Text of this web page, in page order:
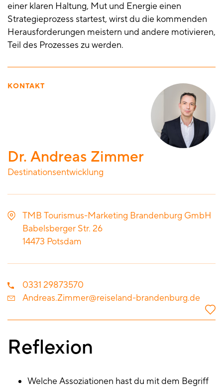
einer klaren Haltung, Mut und Energie einen
Strategieprozess startest, wirst du die kommenden
Herausforderungen meistern und andere motivieren,
Teil des Prozesses zu werden.
KONTAKT
Dr. Andreas Zimmer
Destinationsentwicklung
TMB Tourismus-Marketing Brandenburg GmbH
Babelsberger Str. 26
14473 Potsdam
0331 29873570
Andreas.Zimmer@reiseland-brandenburg.de
Reflexion
Welche Assoziationen hast du mit dem Begriff